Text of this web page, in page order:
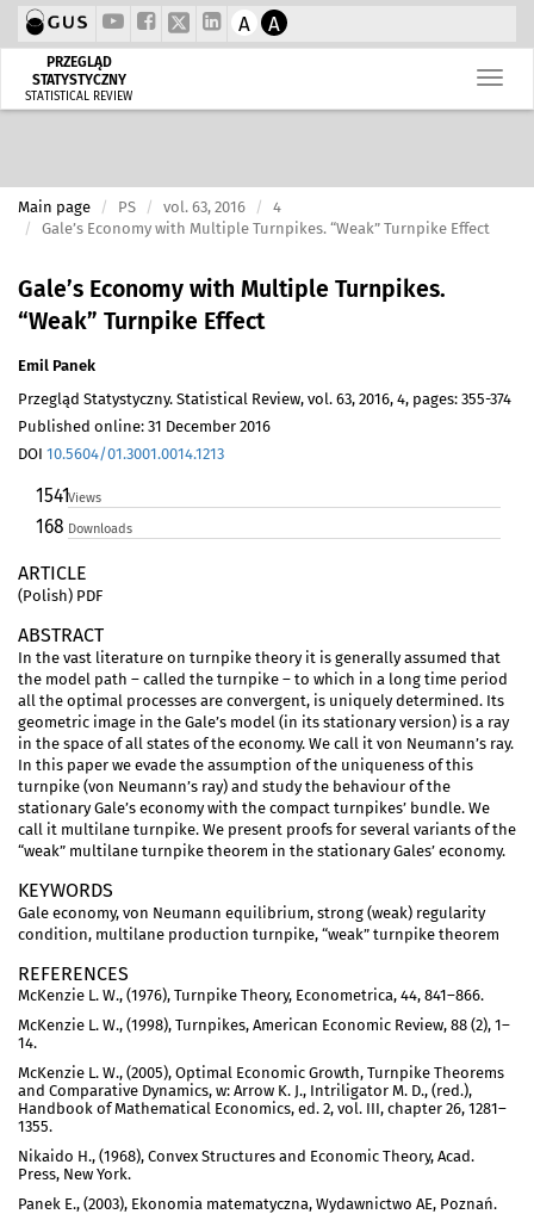
A A
PRZEGLĄD
STATYSTYCZNY
STATISTICAL REVIEW
Main page PS vol. 63, 2016
4
Gale’s Economy with Multiple Turnpikes. “Weak” Turnpike Effect
Gale’s Economy with Multiple Turnpikes.
“Weak” Turnpike Effect
Emil Panek
Przegląd Statystyczny. Statistical Review, vol. 63, 2016, 4, pages: 355-374
Published online: 31 December 2016
DOI 10.5604/01.3001.0014.1213
1541Views
168 Downloads
ARTICLE
(Polish) PDF
ABSTRACT
In the vast literature on turnpike theory it is generally assumed that
the model path – called the turnpike – to which in a long time period
all the optimal processes are convergent, is uniquely determined. Its
geometric image in the Gale’s model (in its stationary version) is a ray
in the space of all states of the economy. We call it von Neumann’s ray.
In this paper we evade the assumption of the uniqueness of this
turnpike (von Neumann’s ray) and study the behaviour of the
stationary Gale’s economy with the compact turnpikes’ bundle. We
call it multilane turnpike. We present proofs for several variants of the
“weak” multilane turnpike theorem in the stationary Gales’ economy.
KEYWORDS
Gale economy, von Neumann equilibrium, strong (weak) regularity
condition, multilane production turnpike, “weak” turnpike theorem
REFERENCES
McKenzie L. W., (1976), Turnpike Theory, Econometrica, 44, 841–866.
McKenzie L. W., (1998), Turnpikes, American Economic Review, 88 (2), 1–
14.
McKenzie L. W., (2005), Optimal Economic Growth, Turnpike Theorems
and Comparative Dynamics, w: Arrow K. J., Intriligator M. D., (red.),
Handbook of Mathematical Economics, ed. 2, vol. III, chapter 26, 1281–
1355.
Nikaido H., (1968), Convex Structures and Economic Theory, Acad.
Press, New York.
Panek E., (2003), Ekonomia matematyczna, Wydawnictwo AE, Poznań.